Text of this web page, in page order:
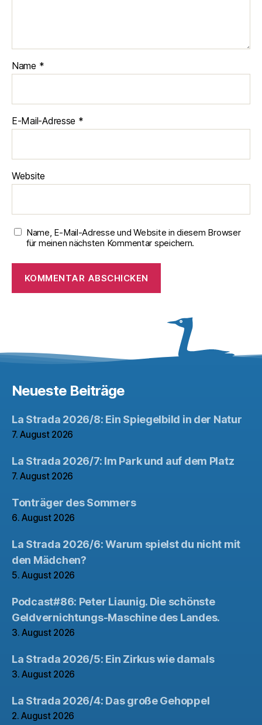
Name *
E-Mail-Adresse *
Website
Name, E-Mail-Adresse und Website in diesem Browser
für meinen nächsten Kommentar speichern.
Neueste Beiträge
La Strada 2026/8: Ein Spiegelbild in der Natur
7. August 2026
La Strada 2026/7: Im Park und auf dem Platz
7. August 2026
Tonträger des Sommers
6. August 2026
La Strada 2026/6: Warum spielst du nicht mit
den Mädchen?
5. August 2026
Podcast#86: Peter Liaunig. Die schönste
Geldvernichtungs-Maschine des Landes.
3. August 2026
La Strada 2026/5: Ein Zirkus wie damals
3. August 2026
La Strada 2026/4: Das große Gehoppel
2. August 2026